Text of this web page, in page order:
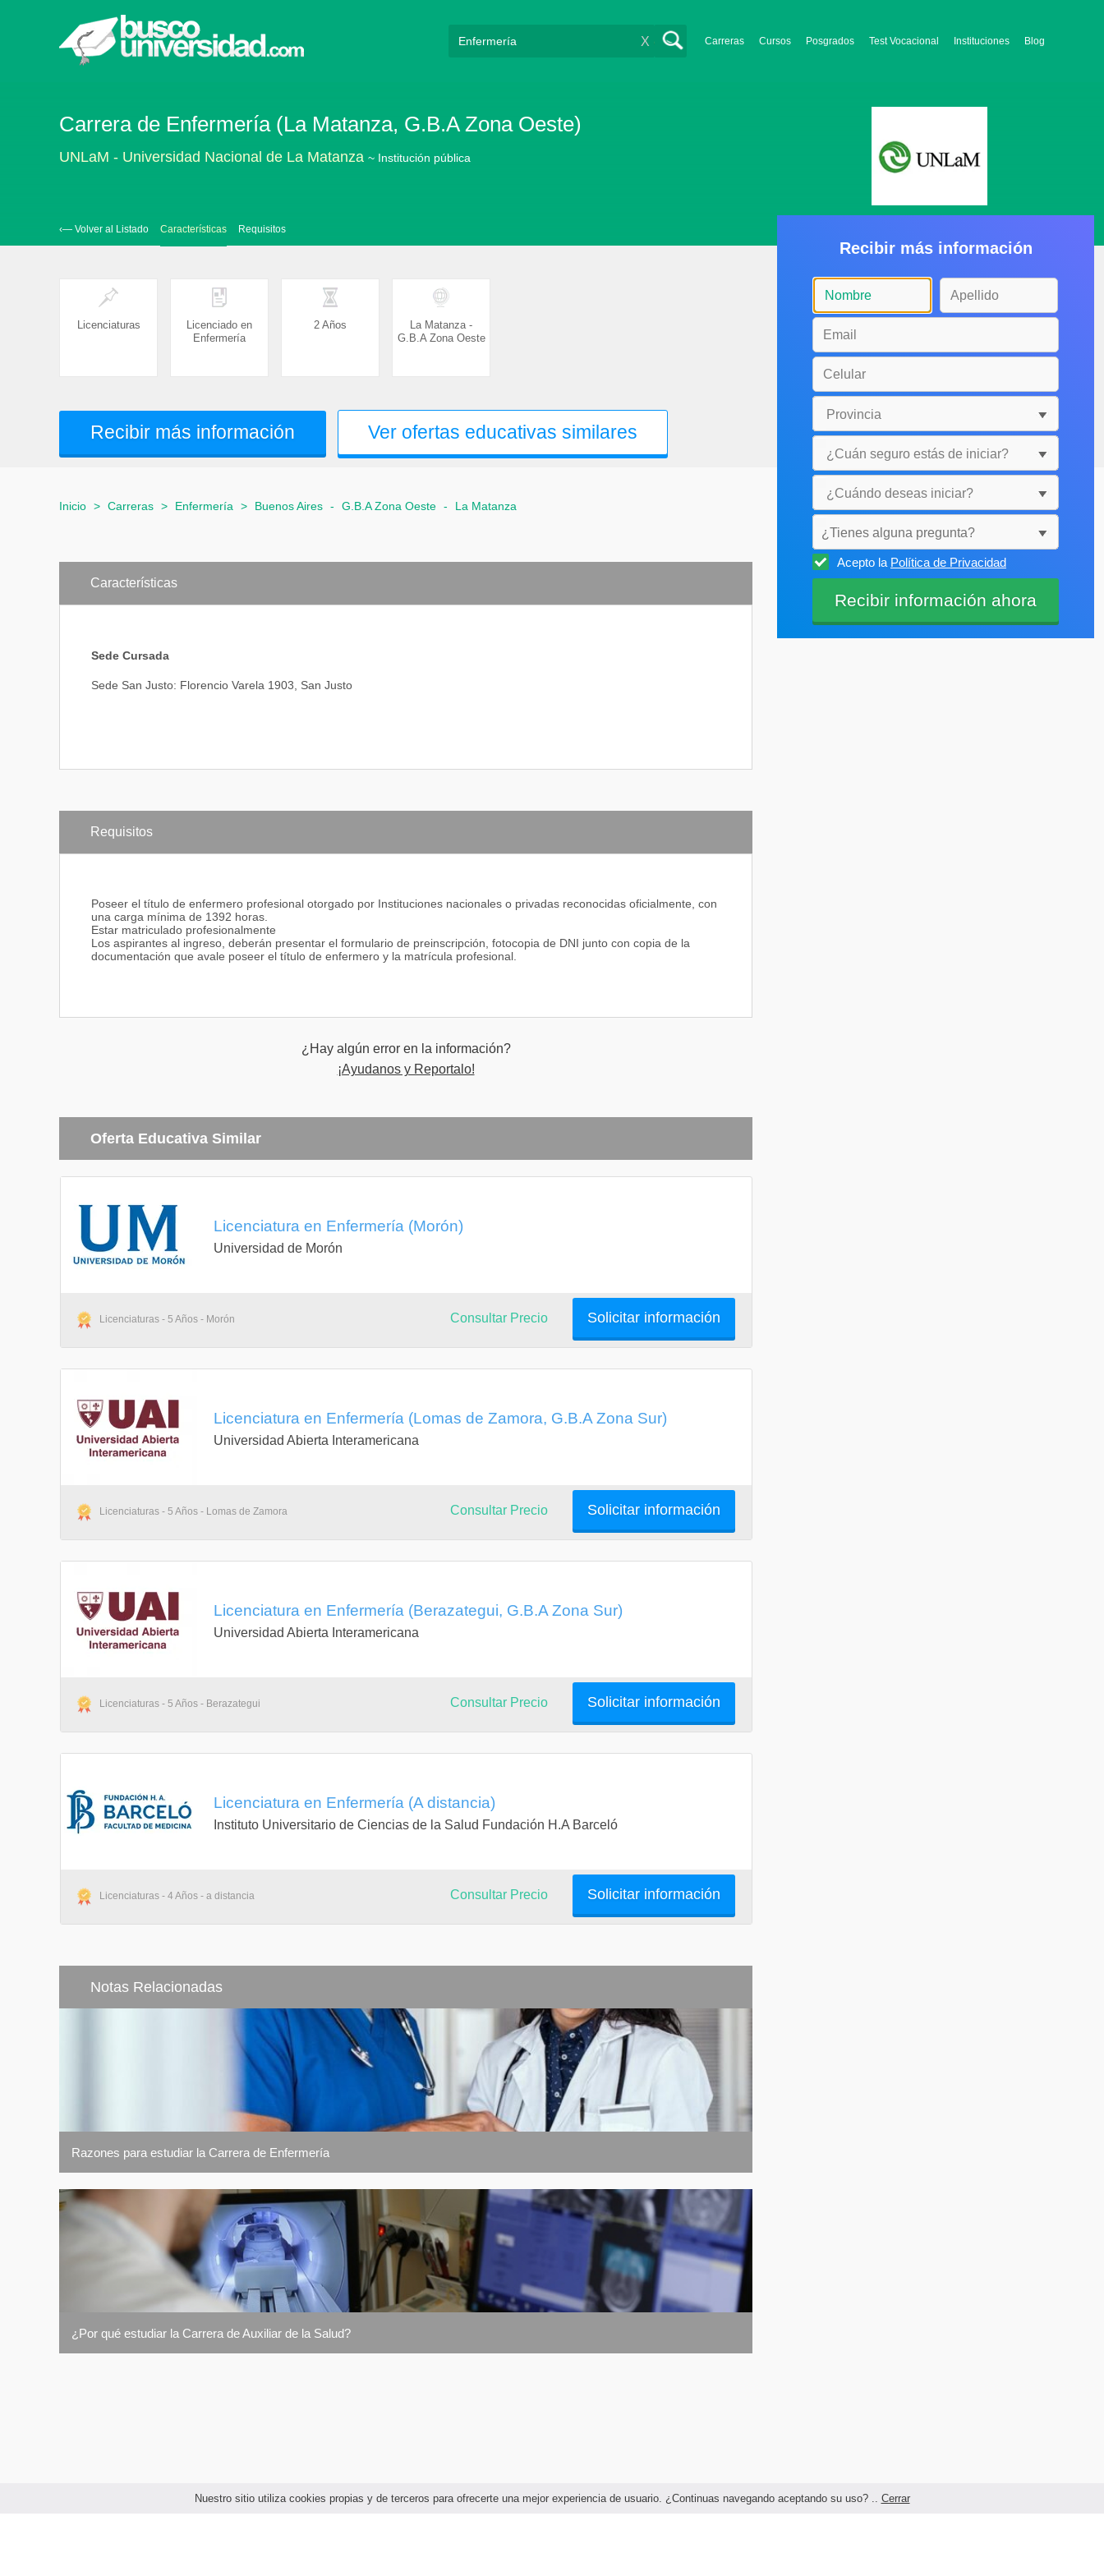
Nuestro sitio utiliza cookies propias y de terceros para ofrecerte una mejor experiencia de usuario. ¿Continuas navegando aceptando su uso? .. Cerrar
Carreras Cursos Posgrados Test Vocacional Instituciones Blog
X
Carrera de Enfermería (La Matanza, G.B.A Zona Oeste)
UNLaM - Universidad Nacional de La Matanza ~ Institución pública
‹— Volver al Listado Características Requisitos
Licenciaturas
Licenciado en
Enfermería
2 Años
La Matanza -
G.B.A Zona Oeste
Recibir más información Ver ofertas educativas similares
Inicio > Carreras > Enfermería > Buenos Aires - G.B.A Zona Oeste - La Matanza
Características
Sede Cursada
Sede San Justo: Florencio Varela 1903, San Justo
Requisitos
Poseer el título de enfermero profesional otorgado por Instituciones nacionales o privadas reconocidas oficialmente, con
una carga mínima de 1392 horas.
Estar matriculado profesionalmente
Los aspirantes al ingreso, deberán presentar el formulario de preinscripción, fotocopia de DNI junto con copia de la
documentación que avale poseer el título de enfermero y la matrícula profesional.
¿Hay algún error en la información?
¡Ayudanos y Reportalo!
Oferta Educativa Similar
Licenciatura en Enfermería (Morón)
Universidad de Morón
Licenciaturas - 5 Años - Morón Solicitar información
Consultar Precio
Licenciatura en Enfermería (Lomas de Zamora, G.B.A Zona Sur)
Universidad Abierta Interamericana
Licenciaturas - 5 Años - Lomas de Zamora Solicitar información
Consultar Precio
Licenciatura en Enfermería (Berazategui, G.B.A Zona Sur)
Universidad Abierta Interamericana
Licenciaturas - 5 Años - Berazategui Solicitar información
Consultar Precio
Licenciatura en Enfermería (A distancia)
Instituto Universitario de Ciencias de la Salud Fundación H.A Barceló
Licenciaturas - 4 Años - a distancia Solicitar información
Consultar Precio
Notas Relacionadas
Razones para estudiar la Carrera de Enfermería
¿Por qué estudiar la Carrera de Auxiliar de la Salud?
Recibir más información
¿Tienes alguna pregunta?
Selecciónala
Acepto la Política de Privacidad